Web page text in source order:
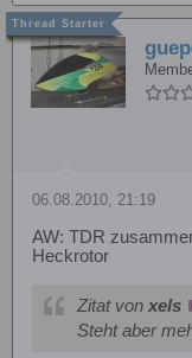
06.08.2010, 21:19
AW: TDR
Heckrotor
Zitat von xels
Steht aber